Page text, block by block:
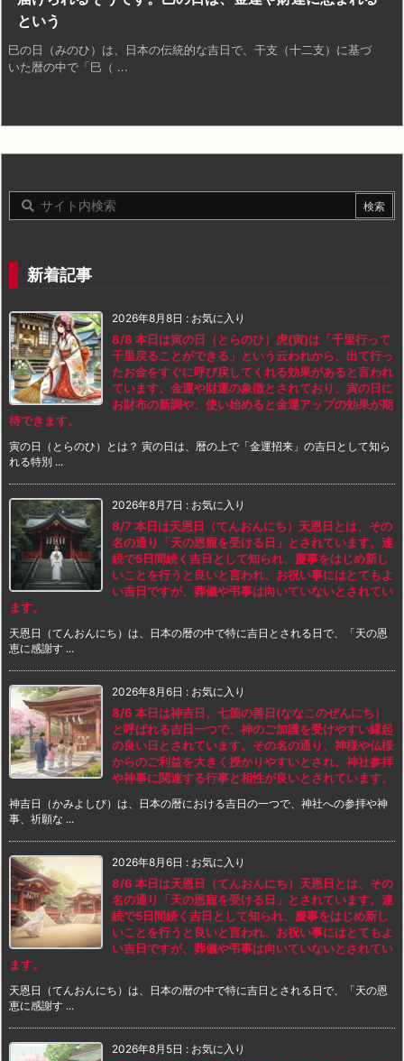
という
巳の日（みのひ）は、日本の伝統的な吉日で、干支（十二支）に基づ
いた暦の中で「巳（ ...
新着記事
2026年8月8日 : お気に入り
8/8 本日は寅の日（とらのひ）虎(寅)は「千里行って
千里戻ることができる」という云われから、出て行っ
たお金をすぐに呼び戻してくれる効果があると言われ
ています。金運や財運の象徴とされており、寅の日に
お財布の新調や、使い始めると金運アップの効果が期
待できます。
寅の日（とらのひ）とは？ 寅の日は、暦の上で「金運招来」の吉日として知ら
れる特別 ...
2026年8月7日 : お気に入り
8/7 本日は天恩日（てんおんにち）天恩日とは、その
名の通り「天の恩寵を受ける日」とされています。連
続で5日間続く吉日として知られ、慶事をはじめ新し
いことを行うと良いと言われ、お祝い事にはとてもよ
い吉日ですが、葬儀や弔事は向いていないとされてい
ます。
天恩日（てんおんにち）は、日本の暦の中で特に吉日とされる日で、「天の恩
恵に感謝す ...
2026年8月6日 : お気に入り
8/6 本日は神吉日、七箇の善日(ななこのぜんにち）
と呼ばれる吉日一つで、神のご加護を受けやすい縁起
の良い日とされています。その名の通り、神様や仏様
からのご利益を大きく授かりやすいとされ、神社参拝
や神事に関連する行事と相性が良いとされています。
神吉日（かみよしび）は、日本の暦における吉日の一つで、神社への参拝や神
事、祈願な ...
2026年8月6日 : お気に入り
8/6 本日は天恩日（てんおんにち）天恩日とは、その
名の通り「天の恩寵を受ける日」とされています。連
続で5日間続く吉日として知られ、慶事をはじめ新し
いことを行うと良いと言われ、お祝い事にはとてもよ
い吉日ですが、葬儀や弔事は向いていないとされてい
ます。
天恩日（てんおんにち）は、日本の暦の中で特に吉日とされる日で、「天の恩
恵に感謝す ...
2026年8月5日 : お気に入り